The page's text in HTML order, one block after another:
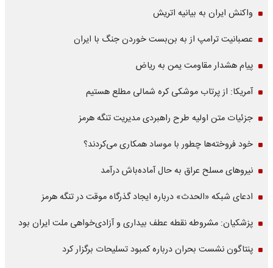
واکنش ایران به بیانیه اتریش
عصبانیت ترامپ از به بن‌بست خوردن جنگ با ایران
پیام هشدار مقاومت یمن به ریاض
آمریکا: از پرتاب موشکی کره شمالی مطلع هستیم
جزئیات متن اولیه طرح راهبردی مدیریت تنگه هرمز
خود فروخته‌ها چطور با موساد همکاری می‌کردند؟
نیروهای مسلح عراق به حال آماده‌باش درآمد
ادعای شبکه «الحدث» درباره ایجاد گذرگاه موقت در تنگه هرمز
پزشکیان: مشروطه نقطه عطف بیداری و آزادی‌خواهی ملت ایران بود
پنتاگون نشست بحران درباره کمبود تسلیحات برگزار کرد